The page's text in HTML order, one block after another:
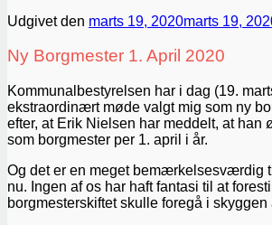
Udgivet den marts 19, 2020marts 19,
Ny Borgmester 1. April 2020
Kommunalbestyrelsen har i dag (19.
ekstraordinært møde valgt mig som ny
efter, at Erik Nielsen har meddelt, at han
som borgmester per 1. april i år.
Og det er en meget bemærkelsesværdig
nu. Ingen af os har haft fantasi til at
borgmesterskiftet skulle foregå i skyggen